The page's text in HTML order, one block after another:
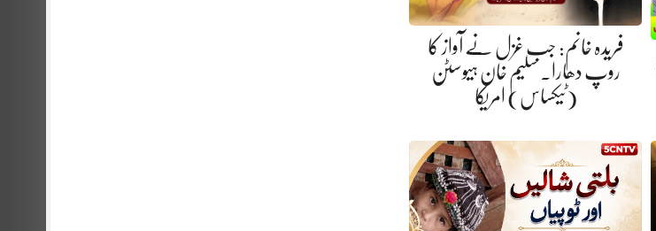
فریدہ خانم: جب غزل نے آواز کا
روپ دھارا. سلیم خان ہیوسٹن
(ٹیکساس) امریکا